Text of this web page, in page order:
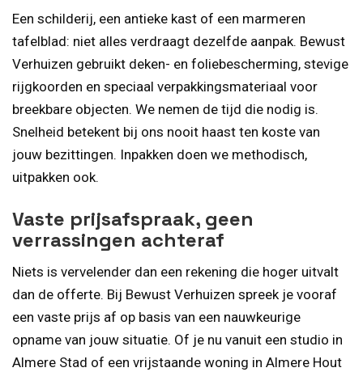
Een schilderij, een antieke kast of een marmeren
tafelblad: niet alles verdraagt dezelfde aanpak. Bewust
Verhuizen gebruikt deken- en foliebescherming, stevige
rijgkoorden en speciaal verpakkingsmateriaal voor
breekbare objecten. We nemen de tijd die nodig is.
Snelheid betekent bij ons nooit haast ten koste van
jouw bezittingen. Inpakken doen we methodisch,
uitpakken ook.
Vaste prijsafspraak, geen
verrassingen achteraf
Niets is vervelender dan een rekening die hoger uitvalt
dan de offerte. Bij Bewust Verhuizen spreek je vooraf
een vaste prijs af op basis van een nauwkeurige
opname van jouw situatie. Of je nu vanuit een studio in
Almere Stad of een vrijstaande woning in Almere Hout